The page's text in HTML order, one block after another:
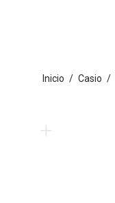
Inicio / Casio /